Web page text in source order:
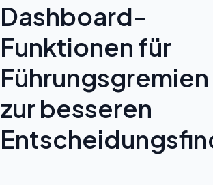
Dashboard-
Funktionen für
Führungsgremien
zur besseren